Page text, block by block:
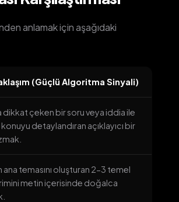
anlamak için aşağıdaki
(Güçlü Algoritma Sinyali)
dikkat çeken bir soru veya iddia ile
detaylandıran açıklayıcı bir
temasını oluşturan 2-3 temel
metin içerisinde doğalca